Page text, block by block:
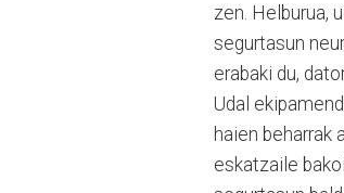
zen. Helburua,
segurtasun
erabaki du,
Udal
haien beharrak
eskatzaile